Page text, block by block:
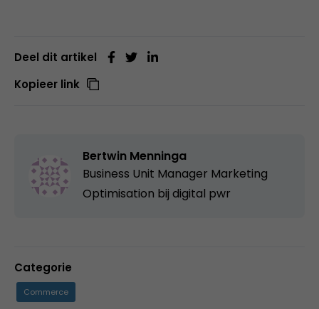
Deel dit artikel
Kopieer link
Bertwin Menninga
Business Unit Manager Marketing
Optimisation bij digital pwr
Categorie
Commerce